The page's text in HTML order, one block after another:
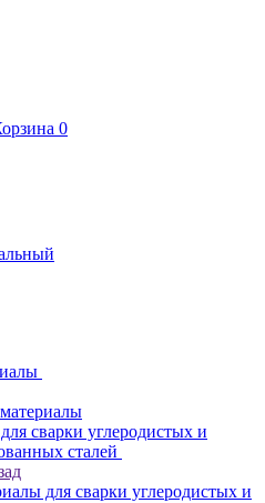
0
сварки углеродистых и
сталей
для сварки углеродистых и